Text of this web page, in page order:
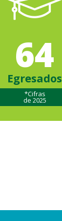
64
Egresados
*Cifras
de 2025